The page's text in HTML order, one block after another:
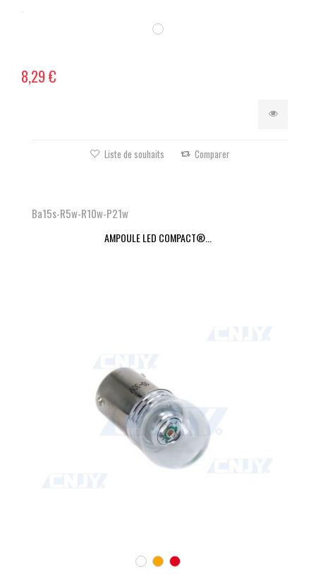
8,29 €
Liste de souhaits Comparer
Ba15s-R5w-R10w-P21w
AMPOULE LED COMPACT®...